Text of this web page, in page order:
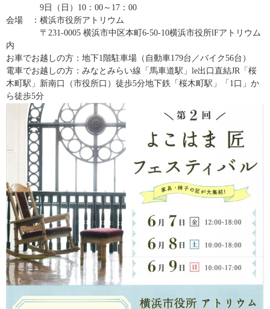
9日（日）10：00～17：00
会場 ：横浜市役所アトリウム
〒231-0005 横浜市中区本町6-50-10横浜市役所lFアトリウム
内
お車でお越しの方：地下1階駐車場（自動車179台／バイク56台）
電車でお越しの方：みなとみらい線「馬車道駅」le出口直結JR「桜
木町駅」新南口（市役所口）徒歩5分地下鉄「桜木町駅」「1口」か
ら徒歩5分